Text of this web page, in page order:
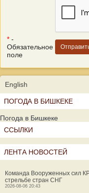
* -
Обязательное
поле
English
ПОГОДА В БИШКЕКЕ
Погода в Бишкеке
ССЫЛКИ
ЛЕНТА НОВОСТЕЙ
Команда Вооруженных сил
стрельбе стран СНГ
2026-08-06 20:43